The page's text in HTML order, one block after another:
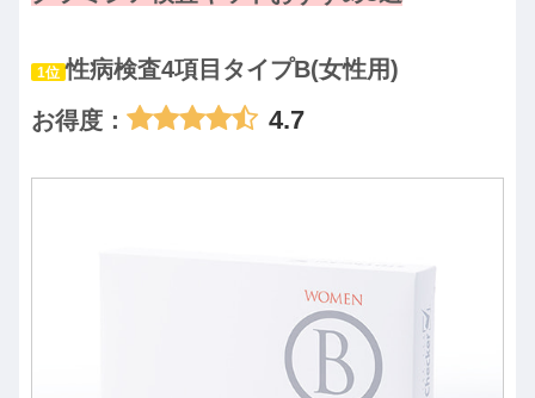
1位 性病検査4項目タイプB(女性用)
お得度：
4.7